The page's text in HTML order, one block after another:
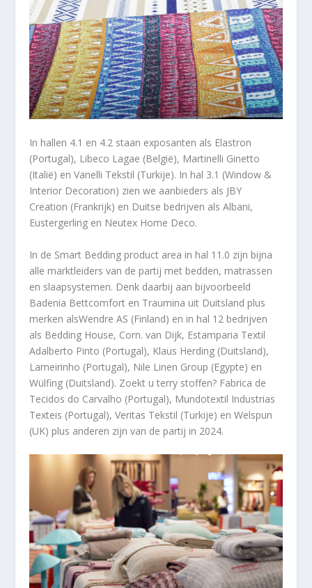
In hallen 4.1 en 4.2 staan exposanten als Elastron
(Portugal), Libeco Lagae (België), Martinelli Ginetto
(Italië) en Vanelli Tekstil (Turkije). In hal 3.1 (Window &
Interior Decoration) zien we aanbieders als JBY
Creation (Frankrijk) en Duitse bedrijven als Albani,
Eustergerling en Neutex Home Deco.
In de Smart Bedding product area in hal 11.0 zijn bijna
alle marktleiders van de partij met bedden, matrassen
en slaapsystemen. Denk daarbij aan bijvoorbeeld
Badenia Bettcomfort en Traumina uit Duitsland plus
merken alsWendre AS (Finland) en in hal 12 bedrijven
als Bedding House, Corn. van Dijk, Estamparia Textil
Adalberto Pinto (Portugal), Klaus Herding (Duitsland),
Lameirinho (Portugal), Nile Linen Group (Egypte) en
Wülfing (Duitsland). Zoekt u terry stoffen? Fabrica de
Tecidos do Carvalho (Portugal), Mundotextil Industrias
Texteis (Portugal), Veritas Tekstil (Turkije) en Welspun
(UK) plus anderen zijn van de partij in 2024.